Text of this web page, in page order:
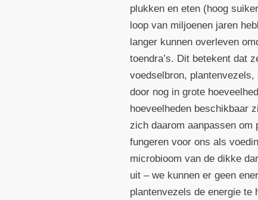
plukken en eten (hoog
loop van miljoenen jaren
langer kunnen overleven
toendra’s. Dit betekent dat
voedselbron,
door nog in grote
hoeveelheden beschikbaar
zich daarom aanpassen om
fungeren voor ons als
microbioom van de dikke
uit – we kunnen er geen
plantenvezels de energie te